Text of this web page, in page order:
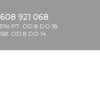
608 921 068
PN-PT: OD 8 DO 18
SB: OD 8 DO 14